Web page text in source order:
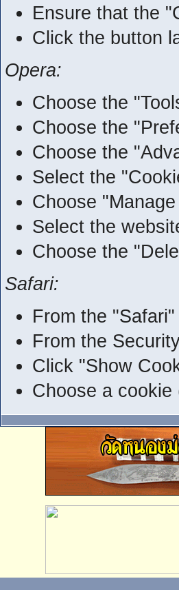
Ensure that the
Click the button
Opera:
Choose the
Choose the
Choose the
Select the
Choose
Select the
Choose the
Safari:
From the
From the
Click "Show
Choose a